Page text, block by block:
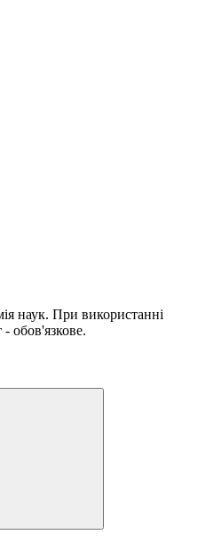
наук. При використанні
- обов'язкове.